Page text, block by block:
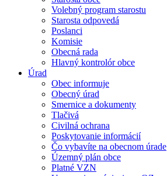
Volebný program starostu
Starosta odpovedá
Poslanci
Komisie
Obecná rada
Hlavný kontrolór obce
Úrad
Obec informuje
Obecný úrad
Smernice a dokumenty
Tlačivá
Civilná ochrana
Poskytovanie informácií
Čo vybavíte na obecnom úrade
Územný plán obce
Platné VZN